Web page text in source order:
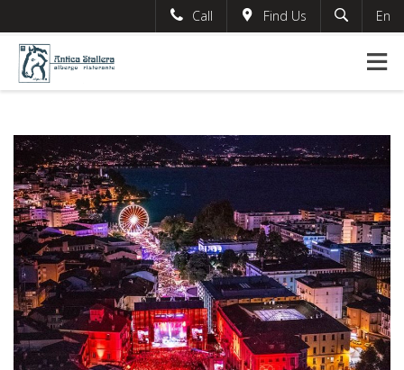
This page can't load Google Maps correctly.
Search
German
France
Call Find Us En